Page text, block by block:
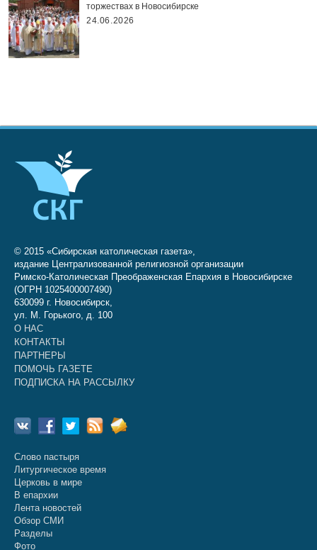
торжествах в Новосибирске
24.06.2026
© 2015 «Сибирская католическая газета»,
издание Централизованной религиозной организации
Римско-Католическая Преображенская Епархия в Новосибирске
(ОГРН 1025400007490)
630099 г. Новосибирск,
ул. М. Горького, д. 100
О НАС
КОНТАКТЫ
ПАРТНЕРЫ
ПОМОЧЬ ГАЗЕТЕ
ПОДПИСКА НА РАССЫЛКУ
Слово пастыря
Литургическое время
Церковь в мире
В епархии
Лента новостей
Обзор СМИ
Разделы
Фото